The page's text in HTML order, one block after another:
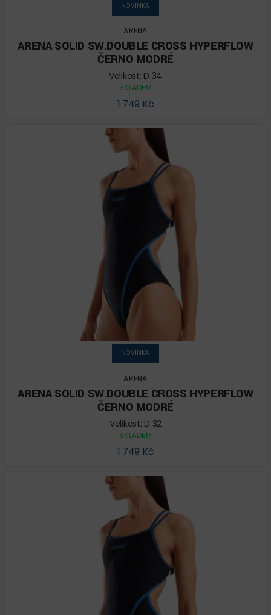
NOVINKA
ARENA
ARENA SOLID SW.DOUBLE CROSS HYPERFLOW
ČERNO MODRÉ
Velikost: D 34
SKLADEM
1 749 Kč
NOVINKA
ARENA
ARENA SOLID SW.DOUBLE CROSS HYPERFLOW
ČERNO MODRÉ
Velikost: D 32
SKLADEM
1 749 Kč